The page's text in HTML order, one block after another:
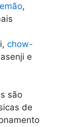
,
chow-
e
são
de